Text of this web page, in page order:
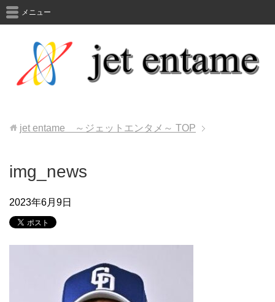
メニュー
jet entame ～ジェットエンタメ～ TOP
img_news
2023年6月9日